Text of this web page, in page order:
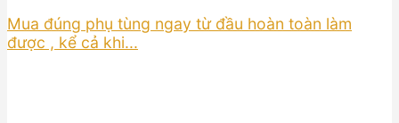
Mua đúng phụ tùng ngay từ đầu hoàn toàn làm
được , kể cả khi...